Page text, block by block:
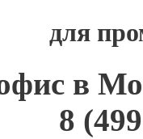
для
в
8